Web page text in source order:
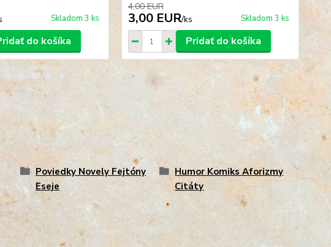
Skladom 3 ks
do košíka
4,00 EUR
3,00 EUR/ks Skladom 3 ks
Pridať do košíka
Poviedky Novely Fejtóny
Eseje
Humor Komiks Aforizmy
Citáty